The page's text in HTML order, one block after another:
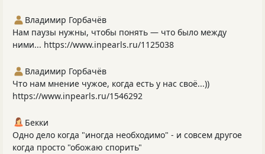
Владимир Горбачёв
Нам паузы нужны, чтобы понять — что было между
ними... https://www.inpearls.ru/1125038
Владимир Горбачёв
Что нам мнение чужое, когда есть у нас своё...))
https://www.inpearls.ru/1546292
Бекки
Одно дело когда "иногда необходимо" - и совсем другое
когда просто "обожаю спорить"